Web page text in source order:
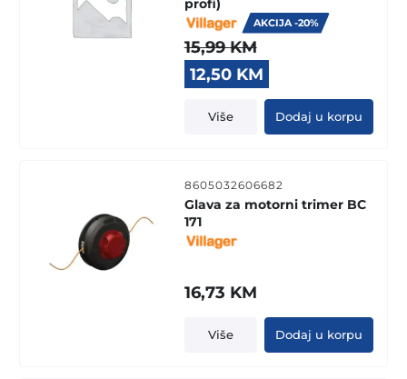
AKCIJA -20%
15,99KM
Original
price
was:
12,50 KM
price
is:
12,50 KM.
Više Dodaj u korpu
8605032606682
Glava za motorni trimer BC
171
16,73 KM
Više Dodaj u korpu